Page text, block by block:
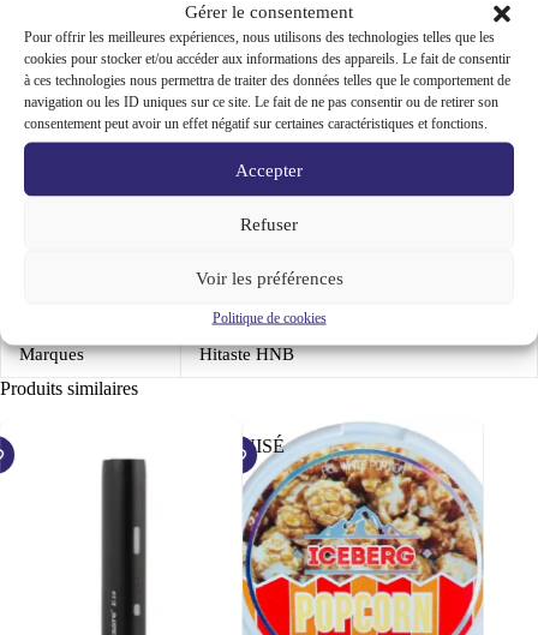
Gérer le consentement
Pour offrir les meilleures expériences, nous utilisons des technologies telles que les
cookies pour stocker et/ou accéder aux informations des appareils. Le fait de consentir
à ces technologies nous permettra de traiter des données telles que le comportement de
navigation ou les ID uniques sur ce site. Le fait de ne pas consentir ou de retirer son
consentement peut avoir un effet négatif sur certaines caractéristiques et fonctions.
Accepter
Refuser
Voir les préférences
Politique de cookies
Informations complémentaires
Avis (0)
Gris, Noir, Or
Marques Hitaste HNB
Produits similaires
ÉPUISÉ